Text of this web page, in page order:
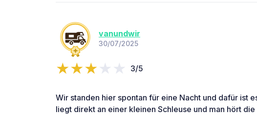
vanundwir
30/07/2025
3/5
Wir standen hier spontan für eine Nacht und dafür ist
liegt direkt an einer kleinen Schleuse und man hört